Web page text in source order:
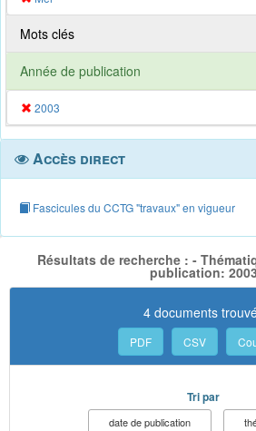
Mots clés
Année de publication
2003
Accès direct
Fascicules du CCTG "travaux" en vigueur
Résultats de recherche : -
publication:
4 documents
PDF CSV
Tri par
date de publication